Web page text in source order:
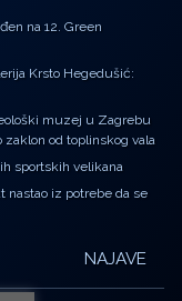
na 12. Green
Krsto Hegedušić:
muzej u Zagrebu
zaklon od toplinskog vala
sportskih velikana
nastao iz potrebe da se
NAJAVE